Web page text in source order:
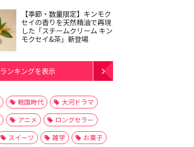
【季節・数量限定】キンモク
セイの香りを天然精油で再現
した「スチームクリーム キン
モクセイ&茶」新登場
ランキングを表示
戦国時代
大河ドラマ
アニメ
ロングセラー
スイーツ 雑学
お菓子